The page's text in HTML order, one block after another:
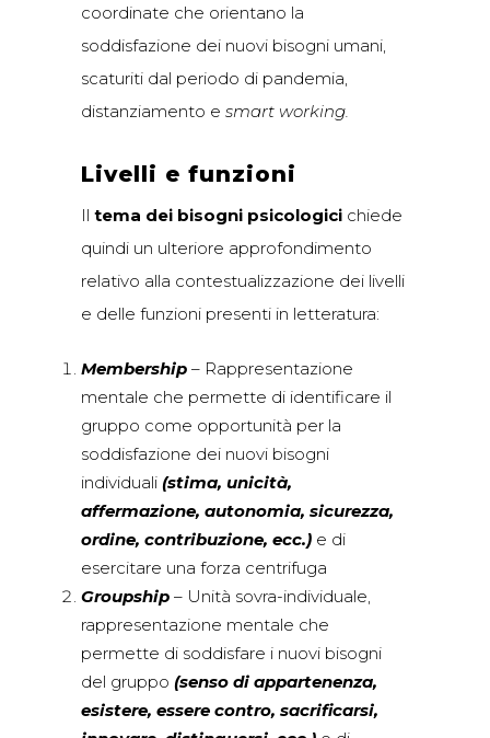
coordinate che orientano la
soddisfazione dei nuovi bisogni umani,
scaturiti dal periodo di pandemia,
distanziamento e smart working.
Livelli e funzioni
Il tema dei bisogni psicologici chiede
quindi un ulteriore approfondimento
relativo alla contestualizzazione dei livelli
e delle funzioni presenti in letteratura:
Membership – Rappresentazione
mentale che permette di identificare il
gruppo come opportunità per la
soddisfazione dei nuovi bisogni
individuali (stima, unicità,
affermazione, autonomia, sicurezza,
ordine, contribuzione, ecc.) e di
esercitare una forza centrifuga
Groupship – Unità sovra-individuale,
rappresentazione mentale che
permette di soddisfare i nuovi bisogni
del gruppo (senso di appartenenza,
esistere, essere contro, sacrificarsi,